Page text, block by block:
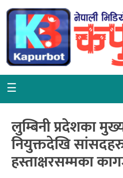
गृहपृष्ठ
समाचार
राजनीति
वरपर
शिक्षा
आर्थिक
☰
लुम्बिनी प्रदेशका
नियुक्तदेखि
हस्ताक्षरसम्मका